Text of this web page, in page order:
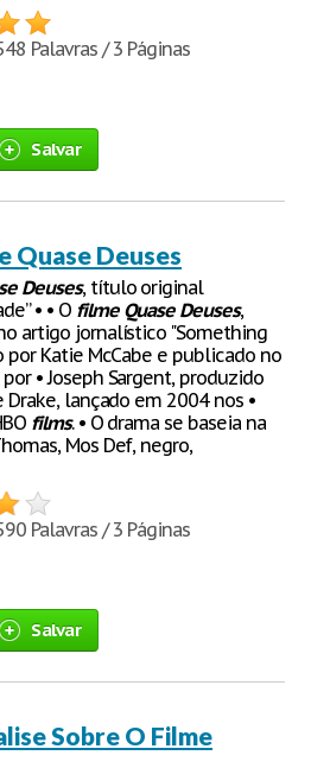
Palavras / 3 Páginas
Salvar
Quase Deuses
Deuses, título original
• • O filme Quase Deuses,
artigo jornalístico "Something
por Katie McCabe e publicado no
• Joseph Sargent, produzido
Drake, lançado em 2004 nos •
films. • O drama se baseia na
Mos Def, negro,
Palavras / 3 Páginas
Salvar
Sobre O Filme